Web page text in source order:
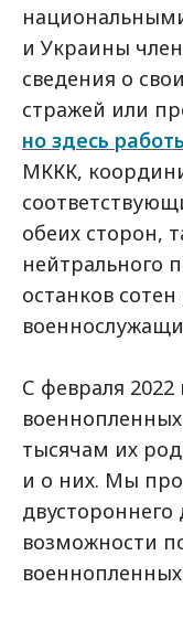
и Украины
сведения о
стражей или
но здесь
МККК,
обеих сторон,
нейтрального
останков
С февраля
тысячам их
и о них. Мы
двустороннего
возможности